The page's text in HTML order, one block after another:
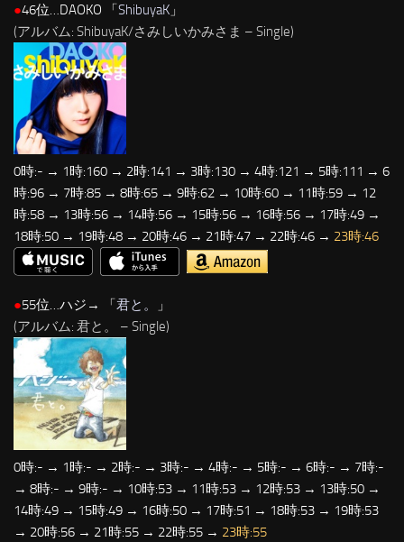
●46位…DAOKO 「ShibuyaK 」
(アルバム: ShibuyaK/さみしいかみさま – Single)
0時:- → 1時:160 → 2時:141 → 3時:130 → 4時:121 → 5時:111 → 6
時:96 → 7時:85 → 8時:65 → 9時:62 → 10時:60 → 11時:59 → 12
時:58 → 13時:56 → 14時:56 → 15時:56 → 16時:56 → 17時:49 →
18時:50 → 19時:48 → 20時:46 → 21時:47 → 22時:46 → 23時:46
●55位…ハジ→ 「 君と。
」
(アルバム: 君と。 – Single)
0時:- → 1時:- → 2時:- → 3時:- → 4時:- → 5時:- → 6時:- → 7時:-
→ 8時:- → 9時:- → 10時:53 → 11時:53 → 12時:53 → 13時:50 →
14時:49 → 15時:49 → 16時:50 → 17時:51 → 18時:53 → 19時:53
→ 20時:56 → 21時:55 → 22時:55 → 23時:55